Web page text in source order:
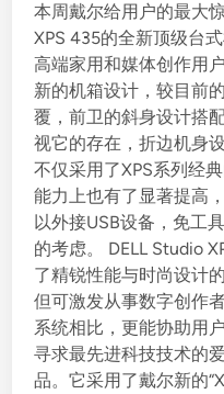
e
d
i
n
本周戴尔给用户的最大
XPS 435的全新顶级台
高端家用和媒体创作用
新的机箱设计，较目前
覆，前卫的斜身设计搭
视它的存在，折边机身
不仅采用了XPS系列经
能力上也有了显著提高
以外接USB设备，免工
的考虑。 DELL Studio
了精锐性能与时尚设计
但可激发从事数字创作
系统相比，更能协助用
寻求最先进科技技术的
品。它采用了戴尔新的